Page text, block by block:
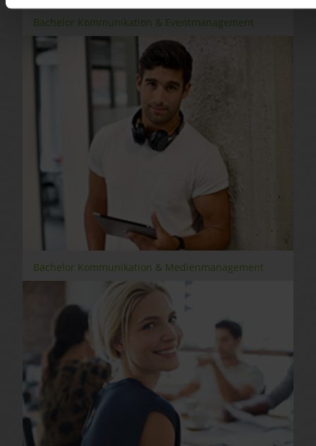
Bachelor Kommunikation & Eventmanagement
Bachelor Kommunikation & Medienmanagement